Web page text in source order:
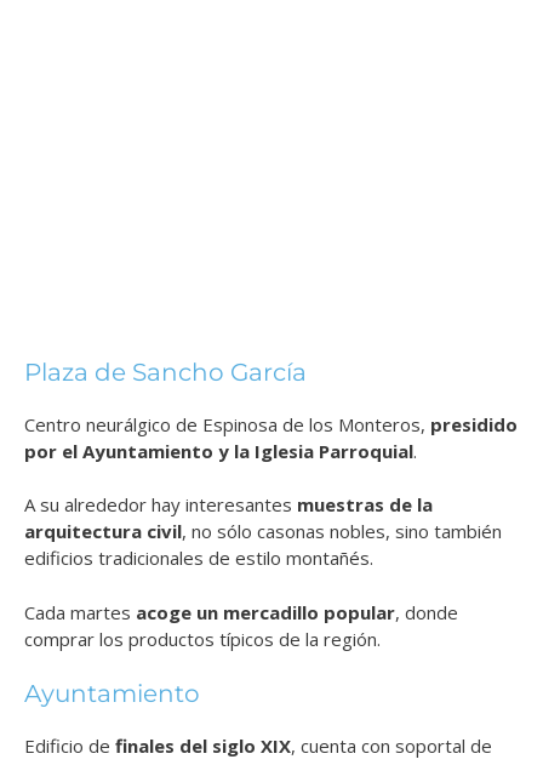
Plaza de Sancho García
Centro neurálgico de Espinosa de los Monteros, presidido
por el Ayuntamiento y la Iglesia Parroquial.
A su alrededor hay interesantes muestras de la
arquitectura civil, no sólo casonas nobles, sino también
edificios tradicionales de estilo montañés.
Cada martes acoge un mercadillo popular, donde
comprar los productos típicos de la región.
Ayuntamiento
Edificio de finales del siglo XIX, cuenta con soportal de